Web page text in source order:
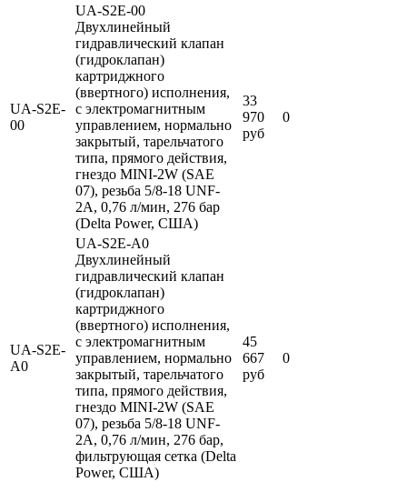
UA-S2E-
00
UA-S2E-00
Двухлинейный
гидравлический клапан
(гидроклапан)
картриджного
(ввертного) исполнения,
с электромагнитным
управлением, нормально
закрытый, тарельчатого
типа, прямого действия,
гнездо MINI-2W (SAE
07), резьба 5/8-18 UNF-
2A, 0,76 л/мин, 276 бар
(Delta Power, США)
33
970
руб
0
UA-S2E-
A0
UA-S2E-A0
Двухлинейный
гидравлический клапан
(гидроклапан)
картриджного
(ввертного) исполнения,
с электромагнитным
управлением, нормально
закрытый, тарельчатого
типа, прямого действия,
гнездо MINI-2W (SAE
07), резьба 5/8-18 UNF-
2A, 0,76 л/мин, 276 бар,
фильтрующая сетка (Delta
Power, США)
45
667
руб
0